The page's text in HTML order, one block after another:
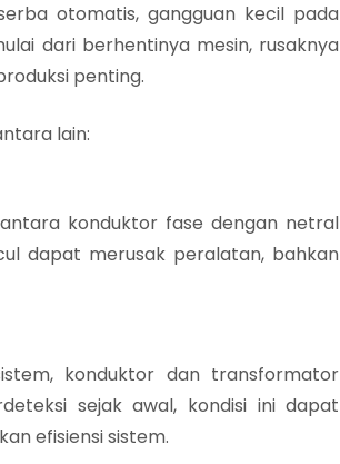
otomatis, gangguan kecil pada
dari berhentinya mesin, rusaknya
penting.
lain:
konduktor fase dengan netral
dapat merusak peralatan, bahkan
konduktor dan transformator
sejak awal, kondisi ini dapat
efisiensi sistem.